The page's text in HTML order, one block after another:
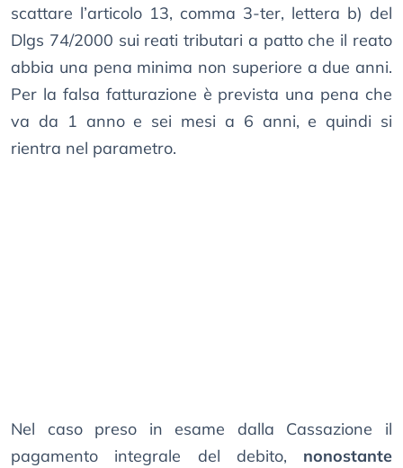
scattare l’articolo 13, comma 3-ter, lettera b) del
Dlgs 74/2000 sui reati tributari a patto che il reato
abbia una pena minima non superiore a due anni.
Per la falsa fatturazione è prevista una pena che
va da 1 anno e sei mesi a 6 anni, e quindi si
rientra nel parametro.
Nel caso preso in esame dalla Cassazione il
pagamento integrale del debito, nonostante